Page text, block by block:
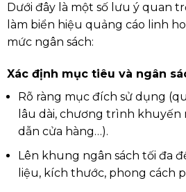
Dưới đây là một số lưu ý quan
làm biển hiệu quảng cáo linh
mức ngân sách:
Xác định mục tiêu và ngân
Rõ ràng mục đích sử dụng
lâu dài, chương trình khuyến
dẫn cửa hàng…).
Lên khung ngân sách tối đa
liệu, kích thước, phong cách